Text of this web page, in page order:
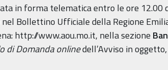
in forma telematica entro le ore
Bollettino Ufficiale della Regione
http://www.aou.mo.it, nella sezione
di Domanda onlinedell’Avviso in